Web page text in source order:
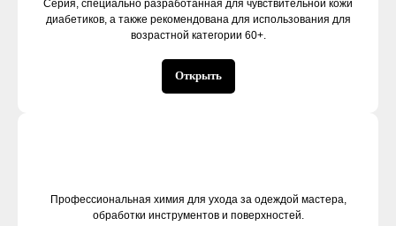
Серия, специально разработанная для чувствительной кожи
диабетиков, а также рекомендована для использования для
возрастной категории 60+.
Открыть
Профессиональная химия для ухода за одеждой мастера,
обработки инструментов и поверхностей.